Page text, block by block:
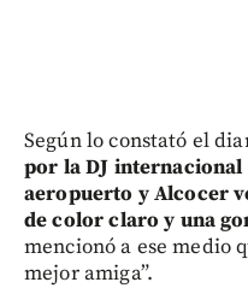
Según lo constató el
por la DJ internacional
aeropuerto y Alcocer
de color claro y una
mencionó a ese medio
mejor amiga”.